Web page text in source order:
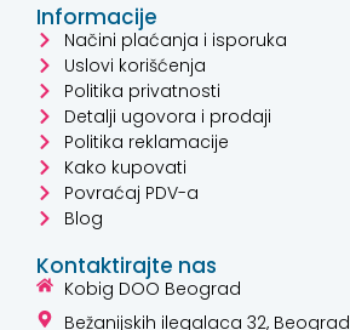
Informacije
Načini plaćanja i isporuka
Uslovi korišćenja
Politika privatnosti
Detalji ugovora i prodaji
Politika reklamacije
Kako kupovati
Povraćaj PDV-a
Blog
Kontaktirajte nas
Kobig DOO Beograd
Bežanijskih ilegalaca 32, Beograd